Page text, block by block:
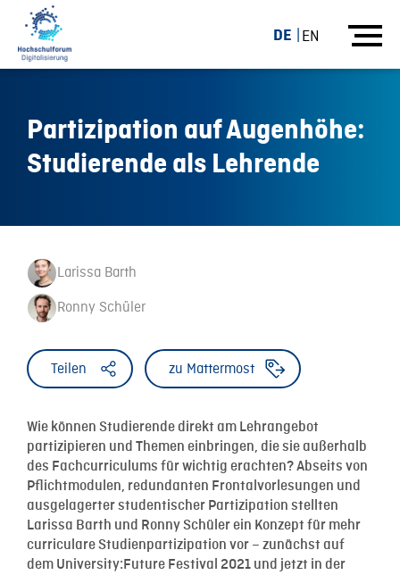
DE EN
Partizipation auf Augenhöhe:
Studierende als Lehrende
Larissa Barth
Ronny Schüler
Teilen zu Mattermost
Wie können Studierende direkt am Lehrangebot
partizipieren und Themen einbringen, die sie außerhalb
des Fachcurriculums für wichtig erachten? Abseits von
Pflichtmodulen, redundanten Frontalvorlesungen und
ausgelagerter studentischer Partizipation stellten
Larissa Barth und Ronny Schüler ein Konzept für mehr
curriculare Studienpartizipation vor – zunächst auf
dem University:Future Festival 2021 und jetzt in der